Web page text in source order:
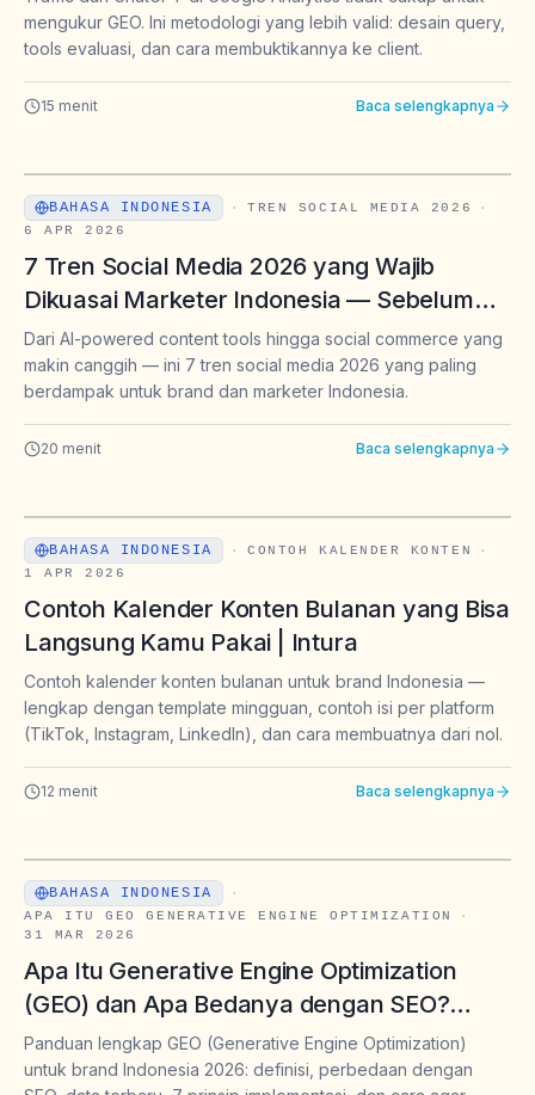
mengukur GEO. Ini metodologi yang lebih valid: desain query,
tools evaluasi, dan cara membuktikannya ke client.
15 menit Baca selengkapnya
BAHASA INDONESIA · TREN SOCIAL MEDIA 2026
·
6 APR 2026
7 Tren Social Media 2026 yang Wajib
Dikuasai Marketer Indonesia — Sebelum
Kompetitor Mengambil Lebih Dulu
Dari AI-powered content tools hingga social commerce yang
makin canggih — ini 7 tren social media 2026 yang paling
berdampak untuk brand dan marketer Indonesia.
20 menit Baca selengkapnya
BAHASA INDONESIA · CONTOH KALENDER KONTEN
·
1 APR 2026
Contoh Kalender Konten Bulanan yang Bisa
Langsung Kamu Pakai | Intura
Contoh kalender konten bulanan untuk brand Indonesia —
lengkap dengan template mingguan, contoh isi per platform
(TikTok, Instagram, LinkedIn), dan cara membuatnya dari nol.
12 menit Baca selengkapnya
BAHASA INDONESIA
·
APA ITU GEO GENERATIVE ENGINE OPTIMIZATION
·
31 MAR 2026
Apa Itu Generative Engine Optimization
(GEO) dan Apa Bedanya dengan SEO?
Panduan Lengkap untuk Brand & Marketer
Indonesia 2026
Panduan lengkap GEO (Generative Engine Optimization)
untuk brand Indonesia 2026: definisi, perbedaan dengan